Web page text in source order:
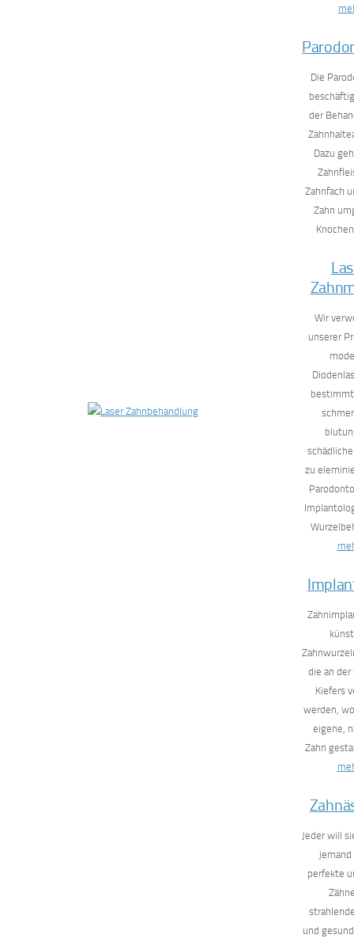
Die
der
Dazu
Zahnfach
Zahn
Wir
unserer
zu
die an der
Kiefers
werden,
eigene,
Zahn
Jeder will
jemand
perfekte
und